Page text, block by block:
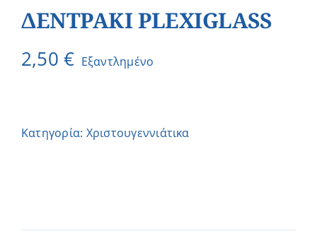
ΔΕΝΤΡΑΚΙ PLEXIGLASS
2,50€ Εξαντλημένο
Κατηγορία: Χριστουγεννιάτικα